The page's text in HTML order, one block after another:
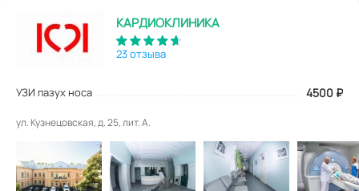
КАРДИОКЛИНИКА
23 отзыва
УЗИ пазух носа 4500 ₽
ул. Кузнецовская, д. 25, лит. А.